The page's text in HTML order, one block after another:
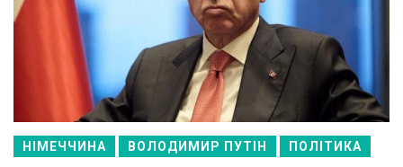
НІМЕЧЧИНА ВОЛОДИМИР ПУТІН ПОЛІТИКА